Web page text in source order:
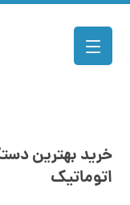
خرید بهترین
اتوماتیک